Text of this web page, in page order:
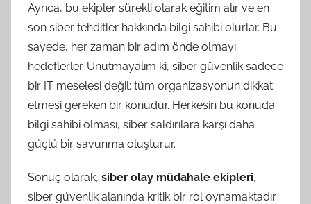
Ayrıca, bu ekipler sürekli olarak eğitim alır ve en
son siber tehditler hakkında bilgi sahibi olurlar. Bu
sayede, her zaman bir adım önde olmayı
hedeflerler. Unutmayalım ki, siber güvenlik sadece
bir IT meselesi değil; tüm organizasyonun dikkat
etmesi gereken bir konudur. Herkesin bu konuda
bilgi sahibi olması, siber saldırılara karşı daha
güçlü bir savunma oluşturur.
Sonuç olarak, siber olay müdahale ekipleri,
siber güvenlik alanında kritik bir rol oynamaktadır.